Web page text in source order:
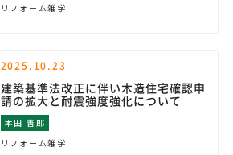
リフォーム雑学
2025.10.23
建築基準法改正に伴い木造住宅確認申
請の拡大と耐震強度強化について
本田 善郎
リフォーム雑学